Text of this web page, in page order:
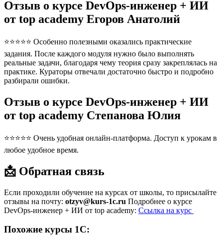
Отзыв о курсе DevOps-инженер + ИИ
от top academy Егоров Анатолий
⭐⭐⭐⭐⭐ Особенно полезными оказались практические
задания. После каждого модуля нужно было выполнять
реальные задачи, благодаря чему теория сразу закреплялась на
практике. Кураторы отвечали достаточно быстро и подробно
разбирали ошибки.
Отзыв о курсе DevOps-инженер + ИИ
от top academy Степанова Юлия
⭐⭐⭐⭐⭐ Очень удобная онлайн-платформа. Доступ к урокам в
любое удобное время.
📩 Обратная связь
Если проходили обучение на курсах от школы, то присылайте
отзывы на почту: otzyv@kurs-1c.ru Подробнее о курсе
DevOps-инженер + ИИ от top academy: Ссылка на курс
Похожие курсы 1С: